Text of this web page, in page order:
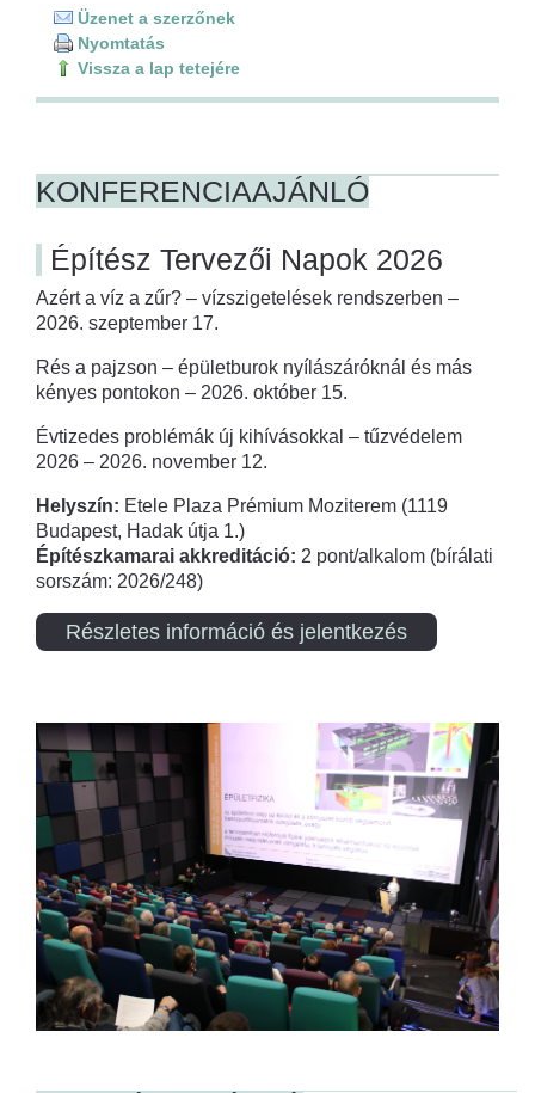
Üzenet a szerzőnek
Nyomtatás
Vissza a lap tetejére
KONFERENCIAAJÁNLÓ
Építész Tervezői Napok 2026
Azért a víz a zűr? – vízszigetelések rendszerben –
2026. szeptember 17.
Rés a pajzson – épületburok nyílászáróknál és más
kényes pontokon – 2026. október 15.
Évtizedes problémák új kihívásokkal – tűzvédelem
2026 – 2026. november 12.
Helyszín: Etele Plaza Prémium Moziterem (1119
Budapest, Hadak útja 1.)
Építészkamarai akkreditáció: 2 pont/alkalom (bírálati
sorszám: 2026/248)
Részletes információ és jelentkezés